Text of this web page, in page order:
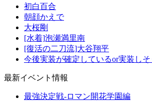
初白百合
朝顔かえで
大桜剛
[水着]泡瀬満里南
[復活の二刀流]大谷翔平
今後実装が確定しているor実装し
最新イベント情報
最強決定戦-ロマン開花学園編